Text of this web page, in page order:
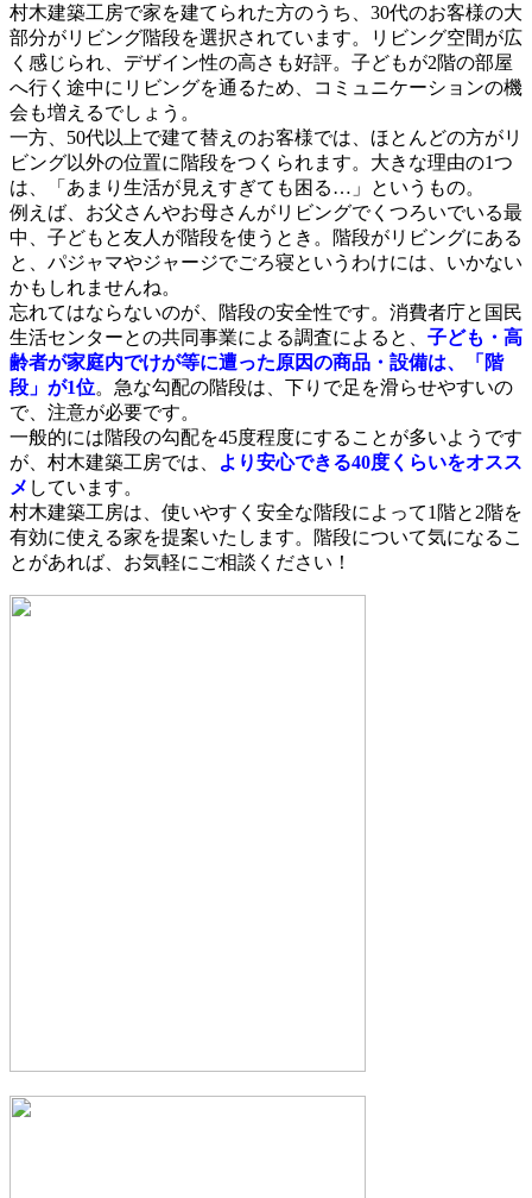
村木建築工房で家を建てられた方のうち、30代のお客様の大
部分がリビング階段を選択されています。リビング空間が広
く感じられ、デザイン性の高さも好評。子どもが2階の部屋
へ行く途中にリビングを通るため、コミュニケーションの機
会も増えるでしょう。
一方、50代以上で建て替えのお客様では、ほとんどの方がリ
ビング以外の位置に階段をつくられます。大きな理由の1つ
は、「あまり生活が見えすぎても困る…」というもの。
例えば、お父さんやお母さんがリビングでくつろいでいる最
中、子どもと友人が階段を使うとき。階段がリビングにある
と、パジャマやジャージでごろ寝というわけには、いかない
かもしれませんね。
忘れてはならないのが、階段の安全性です。消費者庁と国民
生活センターとの共同事業による調査によると、 子ども・高
齢者が家庭内でけが等に遭った原因の商品・設備は、「階
段」が1位。急な勾配の階段は、下りで足を滑らせやすいの
で、注意が必要です。
一般的には階段の勾配を45度程度にすることが多いようです
が、村木建築工房では、
より安心できる40度くらいをオスス
メ しています。
村木建築工房は、使いやすく安全な階段によって1階と2階を
有効に使える家を提案いたします。階段について気になるこ
とがあれば、お気軽にご相談ください！